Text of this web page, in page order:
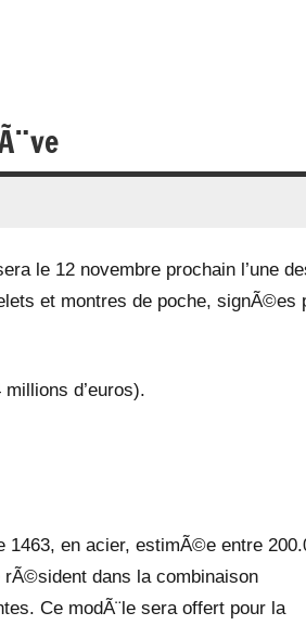
le 12 novembre prochain l’une
et montres de poche, signÃ©es
d’euros).
en acier, estimÃ©e entre
dans la combinaison
Ce modÃ¨le sera offert pour la